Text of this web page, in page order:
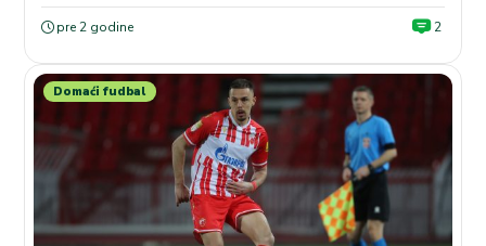
pre 2 godine 2
Domaći fudbal